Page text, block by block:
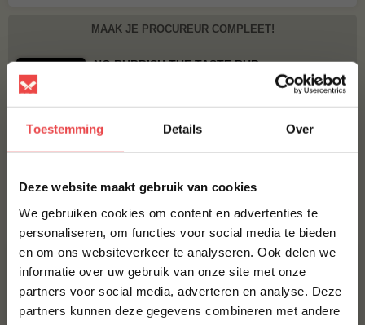
Toestemming Details Over
Deze website maakt gebruik van cookies
We gebruiken cookies om content en advertenties te
personaliseren, om functies voor social media te bieden
en om ons websiteverkeer te analyseren. Ook delen we
informatie over uw gebruik van onze site met onze
partners voor social media, adverteren en analyse. Deze
partners kunnen deze gegevens combineren met andere
MAAK JE PROCUREUR COMPLEET!
NO RUBBISH THE TASTE RUB
€ 10,95
BBQUALITY PORK RUB
Bestel alles
10% korting op je
eerste bestelling*
Schrijf je in voor onze nieuwsbrief en ontvang direct
10% korting op jouw eerste bestelling.